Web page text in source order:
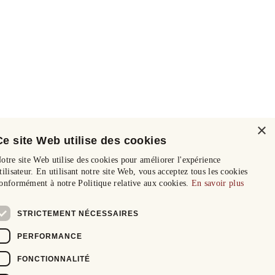
×
site Web utilise des cookies
site Web utilise des cookies pour améliorer l'expérience
En utilisant notre site Web, vous acceptez tous les cookies
à notre Politique relative aux cookies. En savoir plus
STRICTEMENT NÉCESSAIRES
PERFORMANCE
FONCTIONNALITÉ